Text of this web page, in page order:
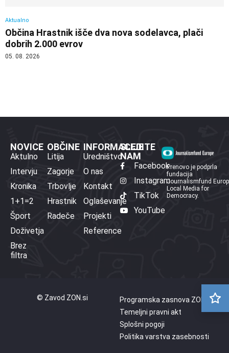
Aktualno
Občina Hrastnik išče dva nova sodelavca, plači
dobrih 2.000 evrov
05. 08. 2026
NOVICE
Aktulno
Intervju
Kronika
1+1=2
Šport
Doživetja
Brez
filtra
OBČINE
Litija
Zagorje
Trbovlje
Hrastnik
Radeče
INFORMACIJE
Uredništvo
O nas
Kontakt
Oglaševanje
Projekti
Reference
SLEDITE
NAM
Facebook
Instagram
TikTok
YouTube
Prenovo je podprla
fundacija
Journalismfund
Local Media for
Democracy.
© Zavod ZON.si
Programska zasnova ZON
Temeljni pravni akt
Splošni pogoji
Politika varstva zasebnosti